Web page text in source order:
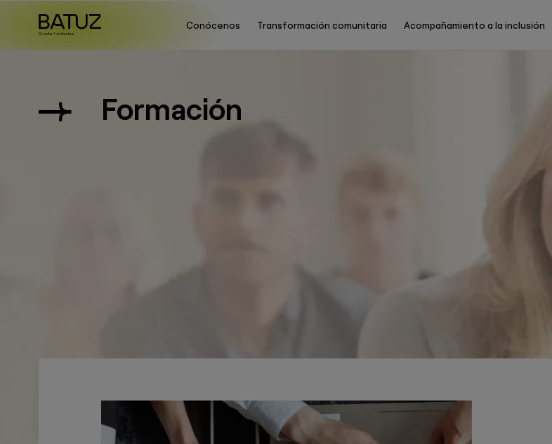
Main
Conócenos Transformación comunitaria Acompañamiento a la inclusión
Formación